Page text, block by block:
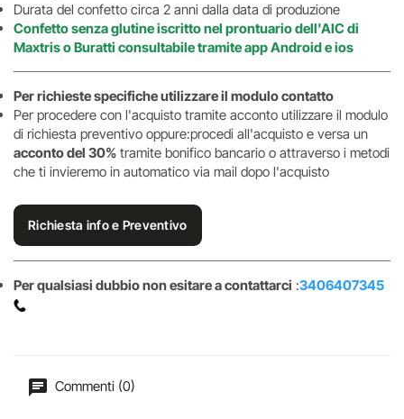
Durata del confetto circa 2 anni dalla data di produzione
Confetto senza glutine iscritto nel prontuario dell'AIC di
Maxtris o Buratti consultabile tramite app Android e ios
Per richieste specifiche utilizzare il modulo contatto
Per procedere con l'acquisto tramite acconto utilizzare il modulo
di richiesta preventivo oppure:procedi all'acquisto e versa un
acconto del 30% tramite bonifico bancario o attraverso i metodi
che ti invieremo in automatico via mail dopo l'acquisto
Richiesta info e Preventivo
Per qualsiasi dubbio non esitare a contattarci :3406407345
Commenti (0)